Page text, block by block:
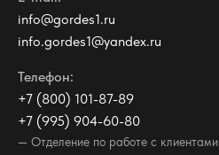
info@gordes1.ru
info.gordes1@yandex.ru
Телефон:
+7 (800) 101-87-89
+7 (995) 904-60-80
— Отделение по работе с клиентами